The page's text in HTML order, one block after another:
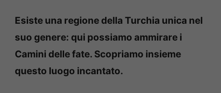
Esiste una regione della Turchia unica nel
suo genere: qui possiamo ammirare i
Camini delle fate. Scopriamo insieme
questo luogo incantato.